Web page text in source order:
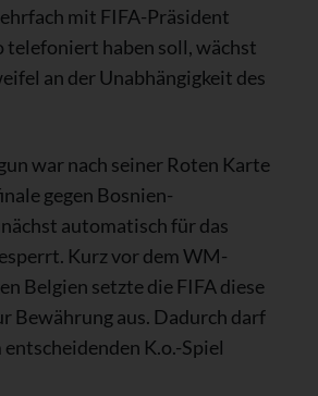
mit FIFA-Präsident
haben soll, wächst
an der Unabhängigkeit des
war nach seiner Roten Karte
gegen Bosnien-
automatisch für das
Kurz vor dem WM-
Belgien setzte die FIFA diese
Bewährung aus. Dadurch darf
K.o.-Spiel